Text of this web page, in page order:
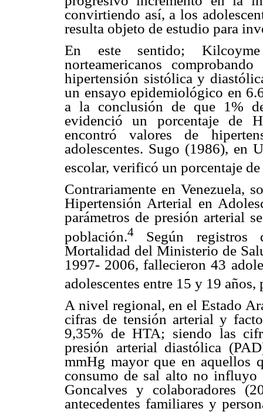
convirtiendo así, a los
resulta objeto de estudio para
En este sentido;
norteamericanos
hipertensión sistólica y
un ensayo epidemiológico en
a la conclusión de que 1%
evidenció un porcentaje de
encontró valores de
adolescentes. Sugo (1986), en
escolar, verificó un porcentaje
Contrariamente en Venezuela,
Hipertensión Arterial en
parámetros de presión arterial
población.4
Según registros
Mortalidad del Ministerio de
1997- 2006, fallecieron 43
adolescentes entre 15 y 19
A nivel regional, en el Estado
cifras de tensión arterial y
9,35% de HTA; siendo las
presión arterial diastólica
mmHg mayor que en aquellos
consumo de sal alto no
Goncalves y colaboradores
antecedentes familiares y